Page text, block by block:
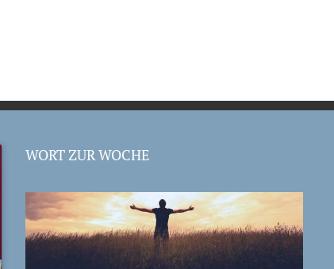
WORT ZUR WOCHE